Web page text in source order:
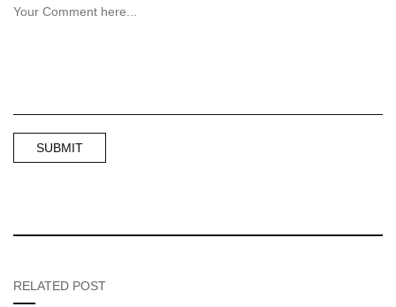
RELATED POST